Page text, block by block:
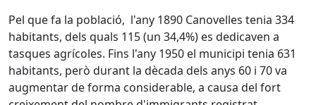
Pel que fa la població, l'any 1890 Canovelles tenia 334
habitants, dels quals 115 (un 34,4%) es dedicaven a
tasques agrícoles. Fins l'any 1950 el municipi tenia 631
habitants, però durant la dècada dels anys 60 i 70 va
augmentar de forma considerable, a causa del fort